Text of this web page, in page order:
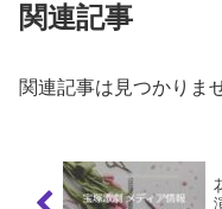
関連記事
関連記事は見つかりま